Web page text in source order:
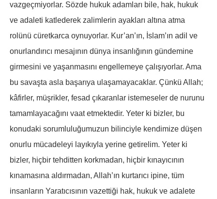
vazgeçmiyorlar. Sözde hukuk adamları bile, hak, hukuk
ve adaleti katlederek zalimlerin ayakları altına atma
rolünü cüretkarca oynuyorlar. Kur’an’ın, İslam’ın adil ve
onurlandırıcı mesajının dünya insanlığının gündemine
girmesini ve yaşanmasını engellemeye çalışıyorlar. Ama
bu savaşta asla başarıya ulaşamayacaklar. Çünkü Allah;
kâfirler, müşrikler, fesad çıkaranlar istemeseler de nurunu
tamamlayacağını vaat etmektedir. Yeter ki bizler, bu
konudaki sorumluluğumuzun bilinciyle kendimize düşen
onurlu mücadeleyi layıkıyla yerine getirelim. Yeter ki
bizler, hiçbir tehditten korkmadan, hiçbir kınayıcının
kınamasına aldırmadan, Allah’ın kurtarıcı ipine, tüm
insanların Yaratıcısının vazettiği hak, hukuk ve adalete